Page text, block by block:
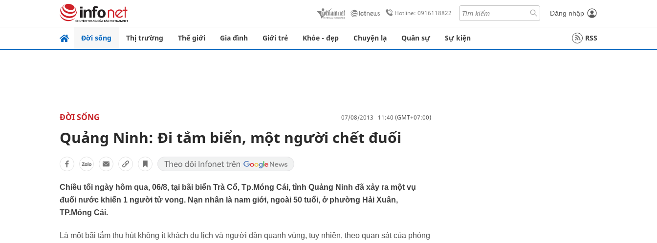
Hotline: 0916118822 Đăng nhập
Đời sống Thị trường Thế giới Gia đình Giới trẻ Khỏe - đẹp Chuyện lạ Quân sự Sự kiện RSS
ĐỜI SỐNG 07/08/2013 11:40 (GMT+07:00)
Quảng Ninh: Đi tắm biển, một người chết đuối
Chiều tối ngày hôm qua, 06/8, tại bãi biển Trà Cổ, Tp.Móng Cái, tỉnh Quảng Ninh đã xảy ra một vụ
đuối nước khiến 1 người tử vong. Nạn nhân là nam giới, ngoài 50 tuổi, ở phường Hải Xuân,
TP.Móng Cái.
Là một bãi tắm thu hút không ít khách du lịch và người dân quanh vùng, tuy nhiên, theo quan sát của phóng